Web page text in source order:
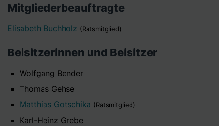
Mitgliederbeauftragte
Elisabeth Buchholz (Ratsmitglied)
Beisitzerinnen und Beisitzer
Wolfgang Bender
Thomas Gehse
Matthias Gotschika (Ratsmitglied)
Karl-Heinz Grebe